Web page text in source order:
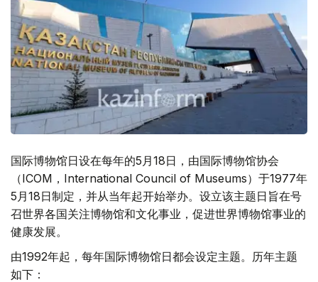
国际博物馆日设在每年的5月18日，由国际博物馆协会
（ICOM，International Council of Museums）于1977年
5月18日制定，并从当年起开始举办。设立该主题日旨在号
召世界各国关注博物馆和文化事业，促进世界博物馆事业的
健康发展。
由1992年起，每年国际博物馆日都会设定主题。历年主题
如下：